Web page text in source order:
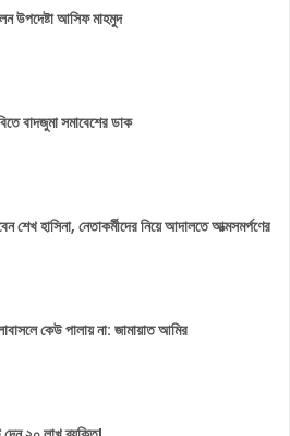
উপদেষ্টা আসিফ মাহমুদ
বাদজুমা সমাবেশের ডাক
শেখ হাসিনা, নেতাকর্মীদের নিয়ে আদালতে আত্মসমর্পণের
কেউ পালায় না: জামায়াত আমির